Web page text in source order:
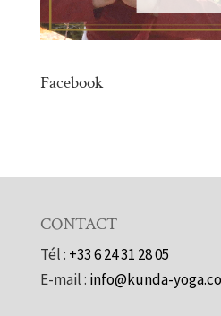
Facebook
CONTACT
Tél : +33 6 24 31 28 05
E-mail : info@kunda-